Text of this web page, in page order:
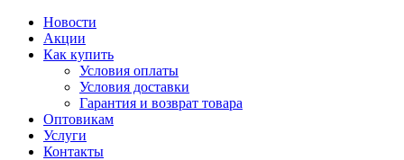
Новости
Акции
Как купить
Условия оплаты
Условия доставки
Гарантия и возврат товара
Оптовикам
Услуги
Контакты